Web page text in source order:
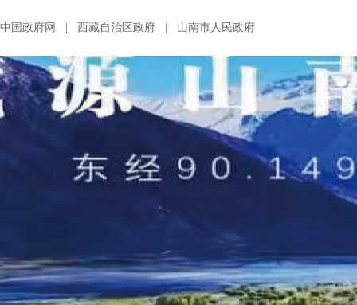
中国政府网 西藏自治区政府 山南市人民政府